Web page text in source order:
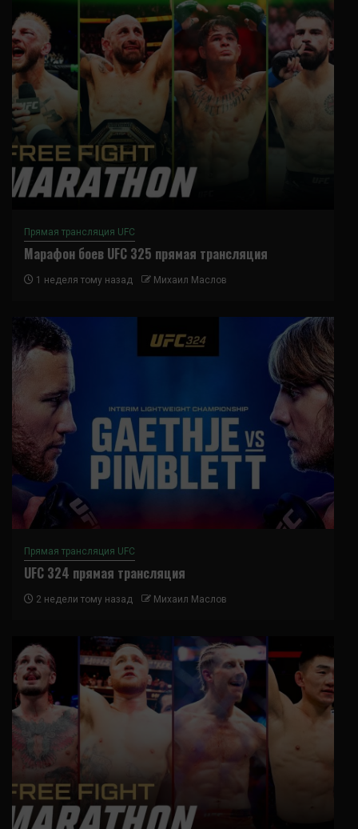
Прямая трансляция UFC
Марафон боев UFC 325 прямая трансляция
1 неделя тому назад Михаил Маслов
Прямая трансляция UFC
UFC 324 прямая трансляция
2 недели тому назад Михаил Маслов